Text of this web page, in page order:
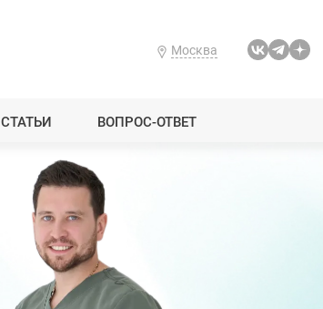
Москва
СТАТЬИ ВОПРОС-ОТВЕТ